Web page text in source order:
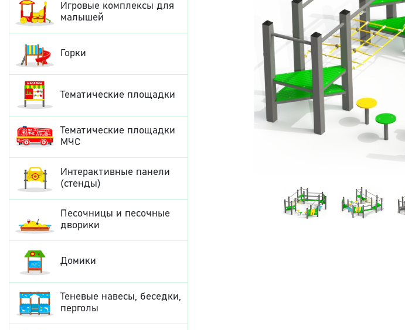
Игровые комплексы для
малышей
Горки
Тематические площадки
Тематические площадки
МЧС
Интерактивные панели
(стенды)
Песочницы и песочные
дворики
Домики
Теневые навесы, беседки,
перголы